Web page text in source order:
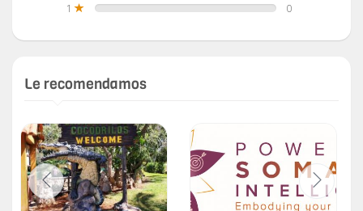
1
0
Le recomendamos